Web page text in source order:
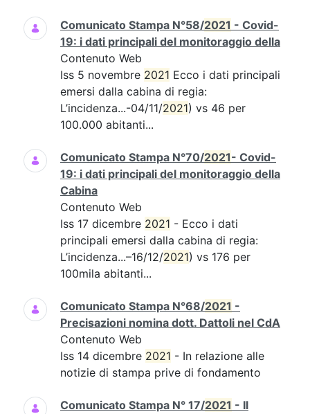
Comunicato Stampa N°58/2021 - Covid-
19: i dati principali del monitoraggio della
Contenuto Web
Iss 5 novembre 2021 Ecco i dati principali
emersi dalla cabina di regia:
L’incidenza...-04/11/2021) vs 46 per
100.000 abitanti...
Comunicato Stampa N°70/2021- Covid-
19: i dati principali del monitoraggio della
Cabina
Contenuto Web
Iss 17 dicembre 2021 - Ecco i dati
principali emersi dalla cabina di regia:
L’incidenza...–16/12/2021) vs 176 per
100mila abitanti...
Comunicato Stampa N°68/2021 -
Precisazioni nomina dott. Dattoli nel CdA
Contenuto Web
Iss 14 dicembre 2021 - In relazione alle
notizie di stampa prive di fondamento
Comunicato Stampa N° 17/2021 - Il